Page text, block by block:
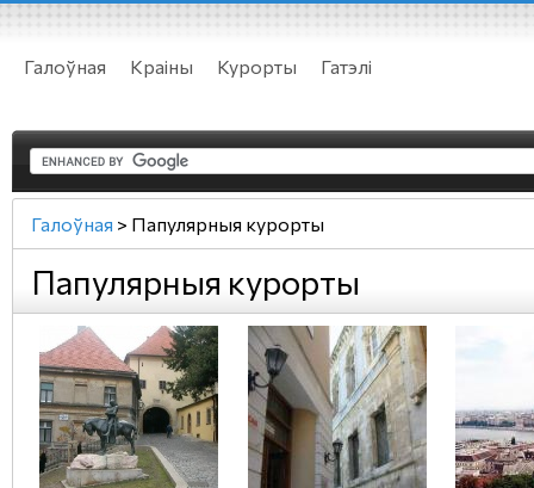
Галоўная Краіны Курорты Гатэлі
Галоўная > Папулярныя курорты
Папулярныя курорты